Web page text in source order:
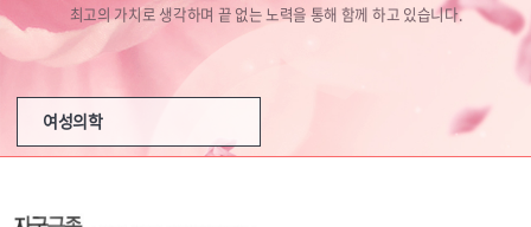
최고의 가치로 생각하며 끝 없는 노력을 통해 함께 하고 있습니다.
여성의학